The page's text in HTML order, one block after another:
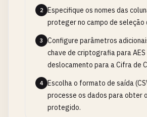
2
Especifique os nomes das
proteger no campo de seleção
3
Configure parâmetros
chave de criptografia para AES
deslocamento para a Cifra de
4
Escolha o formato de saída
processe os dados para obter
protegido.